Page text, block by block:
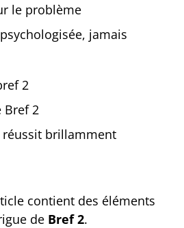
le problème
jamais
2
Bref 2
réussit brillamment
contient des éléments
de Bref 2.